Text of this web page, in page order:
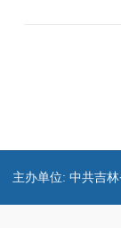
主办单位: 中共吉